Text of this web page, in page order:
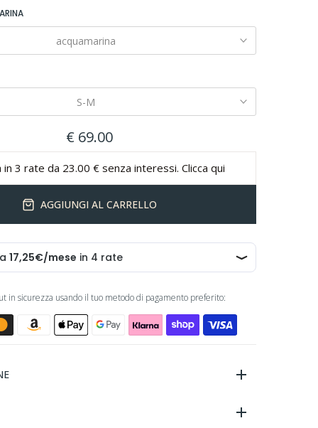
acquamarina
S-M
€ 69.00
in 3 rate da 23.00 € senza interessi. Clicca qui
AGGIUNGI AL CARRELLO
in sicurezza usando il tuo metodo di pagamento preferito: